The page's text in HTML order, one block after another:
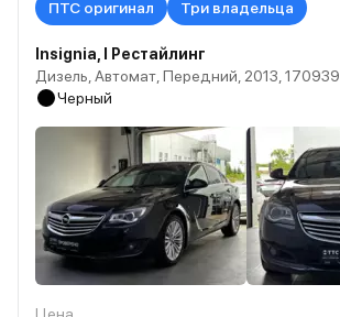
ПТС оригинал Три владельца
Insignia, I Рестайлинг
Дизель, Автомат, Передний, 2013, 170939
Черный